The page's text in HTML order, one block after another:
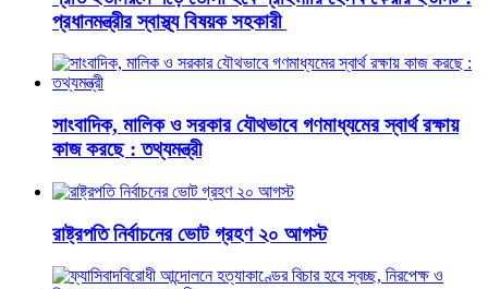
প্রধানমন্ত্রীর স্বাস্থ্য বিষয়ক সহকারী
সাংবাদিক, মালিক ও সরকার যৌথভাবে গণমাধ্যমের স্বার্থ রক্ষায়
কাজ করছে : তথ্যমন্ত্রী
রাষ্ট্রপতি নির্বাচনের ভোট গ্রহণ ২০ আগস্ট